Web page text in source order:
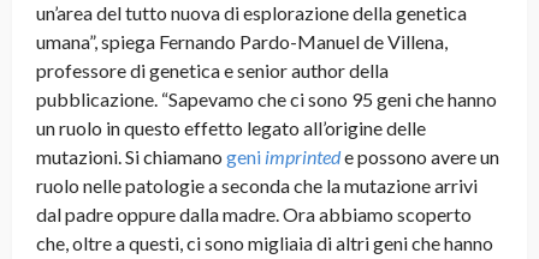
un’area del tutto nuova di esplorazione della genetica
umana”, spiega Fernando Pardo-Manuel de Villena,
professore di genetica e senior author della
pubblicazione. “Sapevamo che ci sono 95 geni che hanno
un ruolo in questo effetto legato all’origine delle
mutazioni. Si chiamano geni imprintede possono avere un
ruolo nelle patologie a seconda che la mutazione arrivi
dal padre oppure dalla madre. Ora abbiamo scoperto
che, oltre a questi, ci sono migliaia di altri geni che hanno